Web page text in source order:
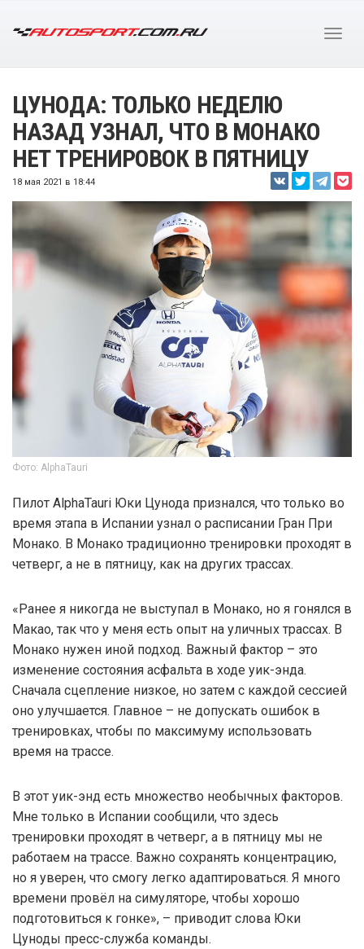
ЦУНОДА: ТОЛЬКО НЕДЕЛЮ
НАЗАД УЗНАЛ, ЧТО В МОНАКО
НЕТ ТРЕНИРОВОК В ПЯТНИЦУ
18 мая 2021 в 18:44
Фото: AlphaTauri
Пилот AlphaTauri Юки Цунода признался, что только во
время этапа в Испании узнал о расписании Гран При
Монако. В Монако традиционно тренировки проходят в
четверг, а не в пятницу, как на других трассах.
«Ранее я никогда не выступал в Монако, но я гонялся в
Макао, так что у меня есть опыт на уличных трассах. В
Монако нужен иной подход. Важный фактор – это
изменение состояния асфальта в ходе уик-энда.
Сначала сцепление низкое, но затем с каждой сессией
оно улучшается. Главное – не допускать ошибок в
тренировках, чтобы по максимуму использовать
время на трассе.
В этот уик-энд есть множество необычных факторов.
Мне только в Испании сообщили, что здесь
тренировки проходят в четверг, а в пятницу мы не
работаем на трассе. Важно сохранять концентрацию,
но я уверен, что смогу легко адаптироваться. Я много
времени провёл на симуляторе, чтобы хорошо
подготовиться к гонке», – приводит слова Юки
Цуноды пресс-служба команды.